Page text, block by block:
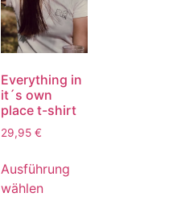
Everything in
it´s own
place t-shirt
29,95 €
Ausführung
wählen